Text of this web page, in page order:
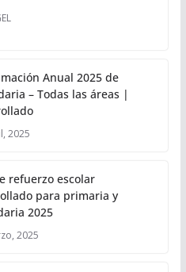
Anual 2025 de
– Todas las áreas |
2025
refuerzo escolar
para primaria y
2025
2025